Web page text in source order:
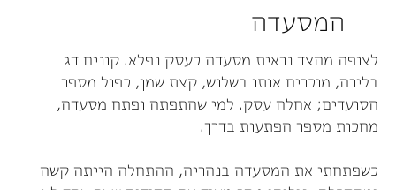
המסעדה
לצופה מהצד נראית מסעדה כעסק נפלא. קונים דג
בלירה, מוכרים אותו בשלוש, קצת שמן, כפול מספר
הסועדים; אחלה עסק. למי שהתפתה ופתח מסעדה,
מחכות מספר הפתעות בדרך.
כשפתחתי את המסעדה בנהריה, ההתחלה הייתה קשה